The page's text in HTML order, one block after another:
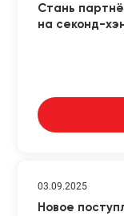
Стань
на секонд-
03.09.2025
Новое